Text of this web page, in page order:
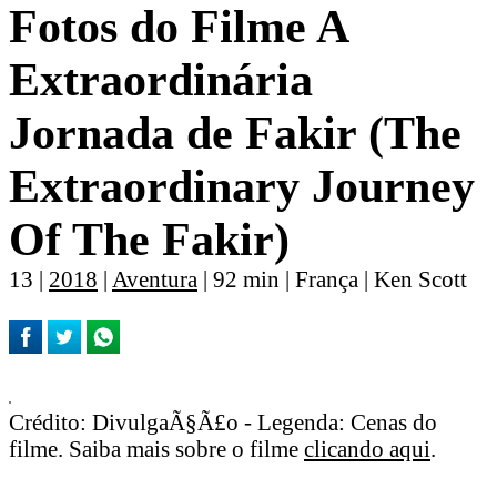
Fotos do Filme A
Extraordinária
Jornada de Fakir (The
Extraordinary Journey
Of The Fakir)
13 | 2018 | Aventura | 92 min | França | Ken Scott
Crédito: DivulgaÃ§Ã£o - Legenda: Cenas do
filme. Saiba mais sobre o filme clicando aqui.